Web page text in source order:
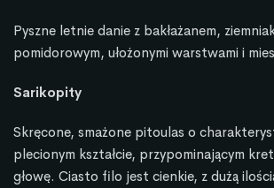
Pyszne letnie danie z bakłażanem,
pomidorowym, ułożonymi warstwami i
Sarikopity
Skręcone, smażone pitoulas o
plecionym kształcie, przypominającym
głowę. Ciasto filo jest cienkie, z dużą